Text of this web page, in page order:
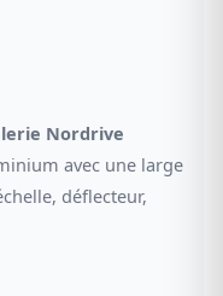
Nordrive
avec une large
déflecteur,